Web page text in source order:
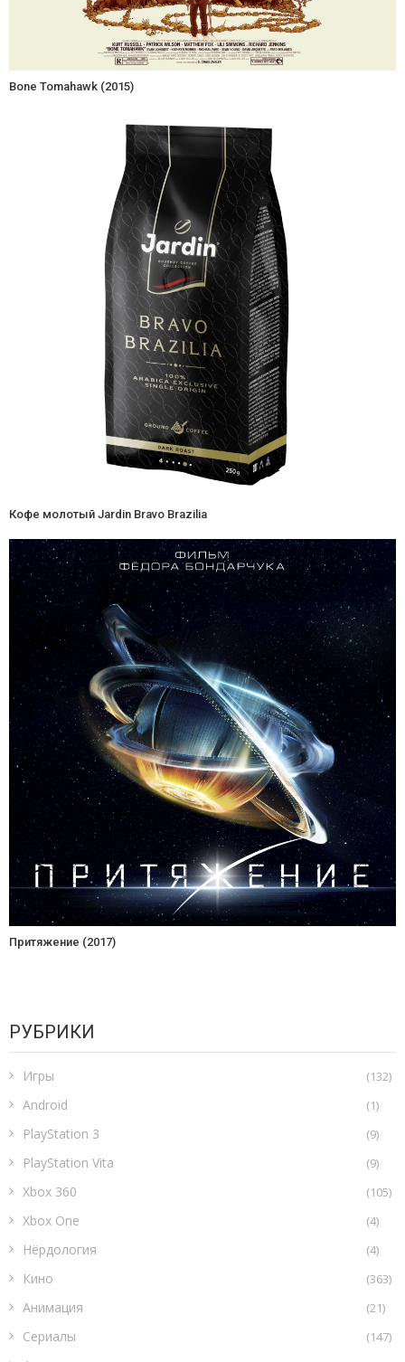
Bone Tomahawk (2015)
Кофе молотый Jardin Bravo Brazilia
Притяжение (2017)
РУБРИКИ
Игры (132)
Android (1)
PlayStation 3 (9)
PlayStation Vita (9)
Xbox 360 (105)
Xbox One (4)
Нёрдология (4)
Кино (363)
Анимация (21)
Сериалы (147)